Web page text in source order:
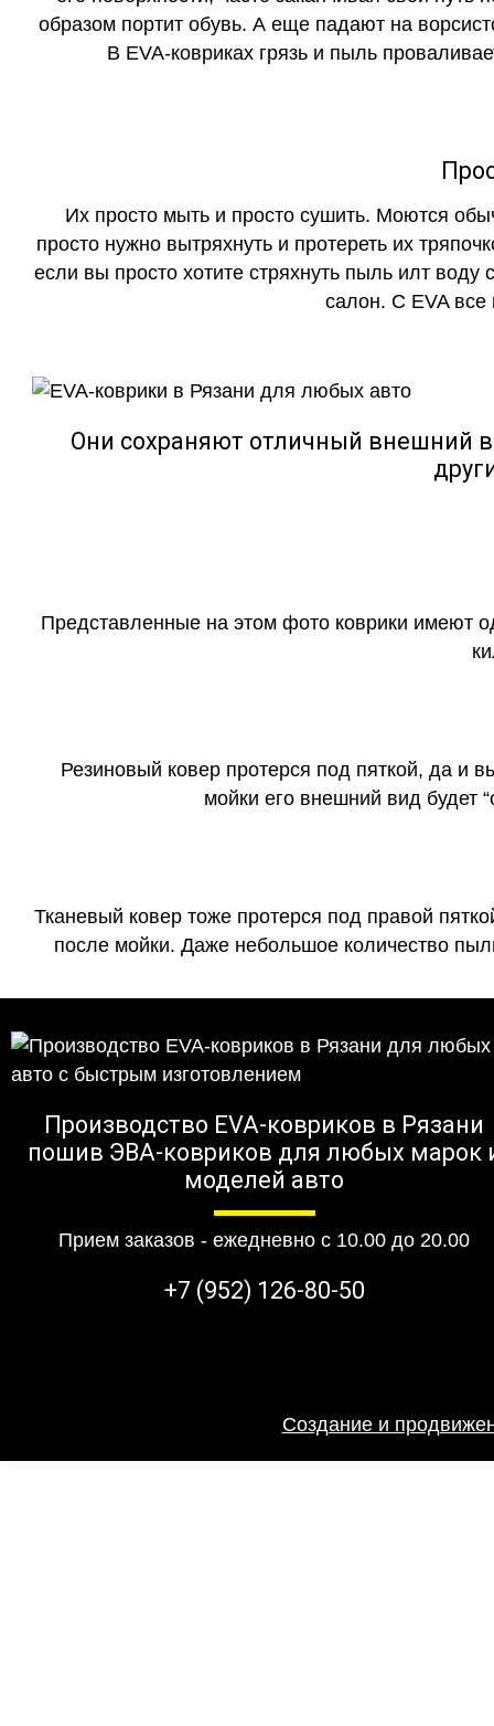
образом портит обувь. А еще падают на
В EVA-ковриках грязь и пыль
Их просто мыть и просто сушить. Моются
просто нужно вытряхнуть и протереть их
если вы просто хотите стряхнуть пыль илт воду
салон. С EVA все
Они сохраняют отличный внешний
Представленные на этом фото коврики имеют
Резиновый ковер протерся под пяткой, да и
мойки его внешний вид будет
Тканевый ковер тоже протерся под правой
после мойки. Даже небольшое количество
Производство EVA-ковриков в Рязани
пошив ЭВА-ковриков для любых марок
моделей авто
Прием заказов - ежедневно с 10.00 до 20.00
+7 (952) 126-80-50
Создание и